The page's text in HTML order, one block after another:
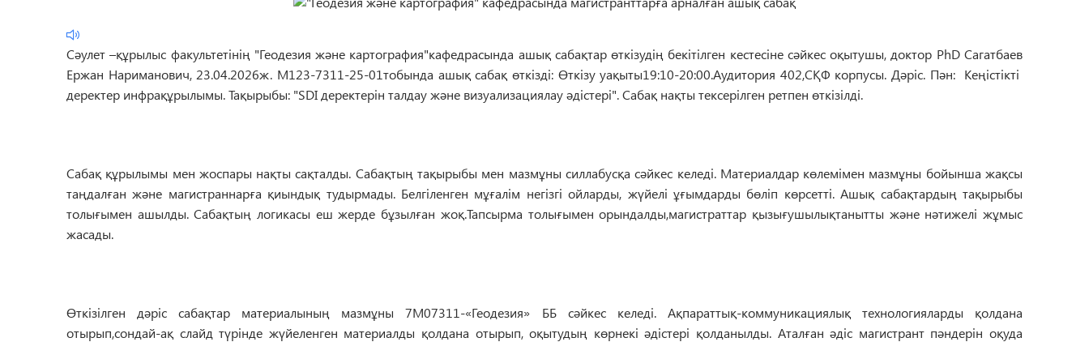
Сәулет –құрылыс факультетінің "Геодезия және картография"кафедрасында ашық сабақтар өткізудің бекітілген кестесіне сәйкес оқытушы, доктор PhD Сагатбаев
Ержан Нариманович, 23.04.2026ж. М123-7311-25-01тобында ашық сабақ өткізді: Өткізу уақыты19:10-20:00.Аудитория 402,СҚФ корпусы. Дәріс. Пән: Кеңістікті
деректер инфрақұрылымы.Тақырыбы: "SDI деректерін талдау және визуализациялау әдістері".Сабақ нақты тексерілген ретпен өткізілді.
Сабақ құрылымы мен жоспары нақты сақталды. Сабақтың тақырыбы мен мазмұны силлабусқа сәйкес келеді. Материалдар көлемімен мазмұны бойыншажақсы
таңдалған және магистраннарға қиындық тудырмады. Белгіленген мұғалім негізгі ойларды, жүйелі ұғымдарды бөліп көрсетті. Ашық сабақтардың тақырыбы
толығымен ашылды.Сабақтың логикасы еш жерде бұзылған жоқ.Тапсырма толығымен орындалды,магистраттар қызығушылықтанытты және нәтижелі жұмыс
жасады.
Өткізілген дәріссабақтар материалының мазмұны 7M07311-«Геодезия» ББ сәйкескеледі. Ақпараттық-коммуникациялық технологияларды қолдана
отырып,сондай-ақ слайд түрінде жүйеленген материалды қолдана отырып,оқытудың көрнекі әдістері қолданылды. Аталған әдіс магистрант пәндерін оқуда